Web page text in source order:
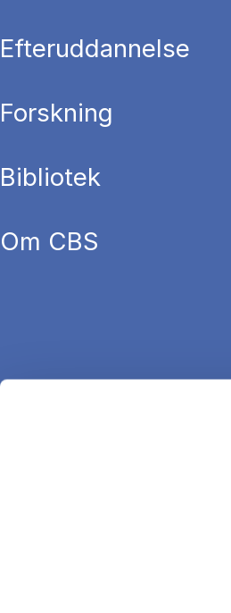
Efteruddannelse
Forskning
Bibliotek
Om CBS